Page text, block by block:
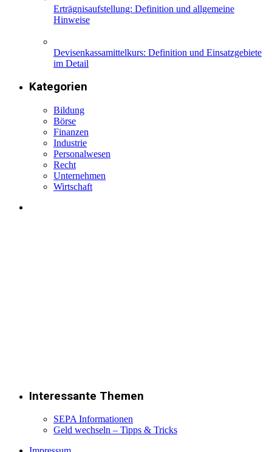
Erträgnisaufstellung: Definition und allgemeine
Hinweise
Devisenkassamittelkurs: Definition und Einsatzgebiete
im Detail
Kategorien
Bildung
Börse
Finanzen
Industrie
Personalwesen
Recht
Unternehmen
Wirtschaft
Interessante Themen
SEPA Informationen
Geld wechseln – Tipps & Tricks